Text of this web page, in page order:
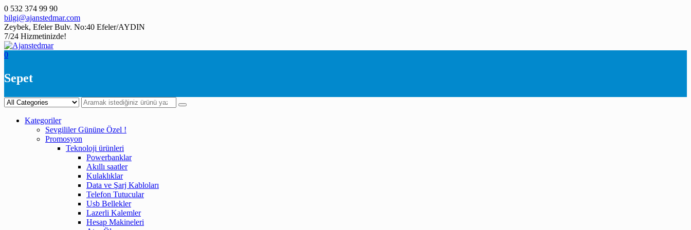
Skip
to
content
0 532 374 99 90
bilgi@ajanstedmar.com
Zeybek, Efeler Bulv. No:40 Efeler/AYDIN
7/24 Hizmetinizde!
0
Sepet
Kategoriler
Sevgililer Gününe Özel !
Promosyon
Teknoloji ürünleri
Powerbanklar
Akıllı saatler
Kulaklıklar
Data ve Şarj Kabloları
Telefon Tutucular
Usb Bellekler
Lazerli Kalemler
Hesap Makineleri